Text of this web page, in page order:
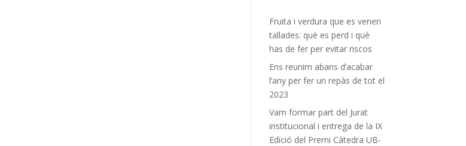
Fruita i verdura que es venen
tallades: què es perd i què
has de fer per evitar riscos
Ens reunim abans d’acabar
l’any per fer un repàs de tot el
2023
Vam formar part del Jurat
institucional i entrega de la IX
Edició del Premi Càtedra UB-